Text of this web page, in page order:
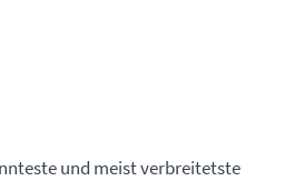
und meist verbreitetste